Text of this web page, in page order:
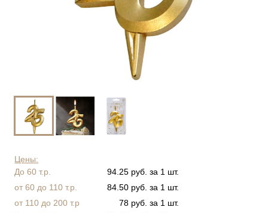
Цены:
До 60 т.р.
94.25 руб. за 1 шт.
от 60 до 110 т.р.
84.50 руб. за 1 шт.
от 110 до 200 т.р
78 руб. за 1 шт.